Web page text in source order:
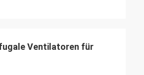
Ventilatoren für